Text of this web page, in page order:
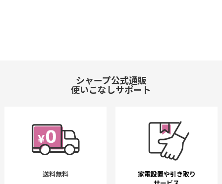
シャープ公式通販
使いこなしサポート
送料無料
家電設置や引き取り